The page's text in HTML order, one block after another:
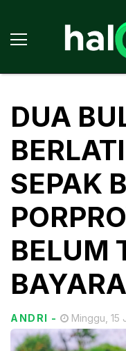
DUA
SEPAK
BELUM
ANDRI - Minggu, 15